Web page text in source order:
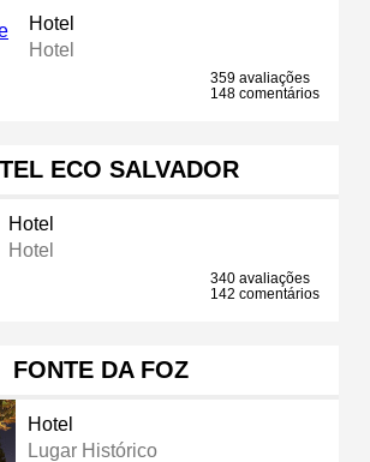
Hotel
Hotel
359 avaliações
148 comentários
ECO SALVADOR
Hotel
Hotel
340 avaliações
142 comentários
FONTE DA FOZ
Hotel
Lugar Histórico